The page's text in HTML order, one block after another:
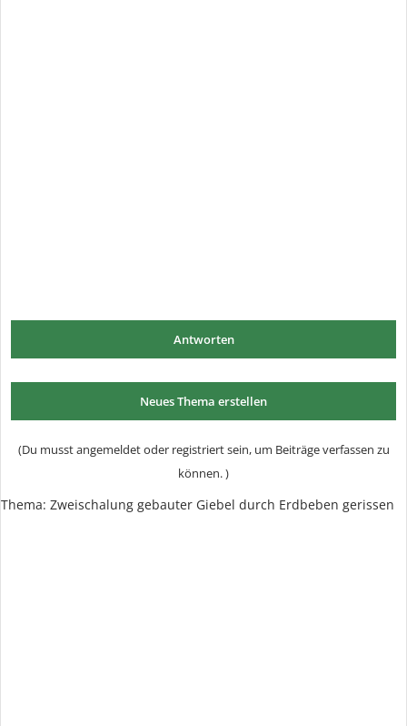
Antworten
Neues Thema erstellen
(Du musst angemeldet oder registriert sein, um Beiträge verfassen zu
können. )
Thema: Zweischalung gebauter Giebel durch Erdbeben gerissen